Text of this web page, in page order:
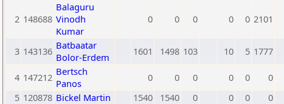
2 148688
Balaguru
Vinodh
Kumar
0 0 0 0 0 2101
3 143136 Batbaatar
Bolor-Erdem
1601 1498 103 10 5 1777
4 147212 Bertsch
Panos
0 0 0 0 0 0
5 120878 Bickel Martin 1540 1540 0 0 0 0